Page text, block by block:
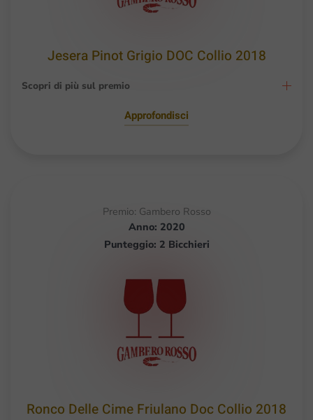
Jesera Pinot Grigio DOC Collio 2018
Scopri di più sul premio
Approfondisci
Premio: Gambero Rosso
Anno: 2020
Punteggio: 2 Bicchieri
Ronco Delle Cime Friulano Doc Collio 2018